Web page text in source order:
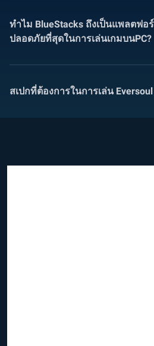
ทำไม BlueStacks ถึงเป็นแพลตฟอ
ปลอดภัยที่สุดในการเล่นเกมบนPC?
สเปกที่ต้องการในการเล่น